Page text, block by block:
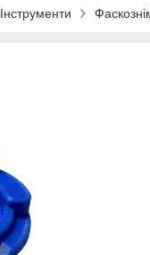
Інструменти